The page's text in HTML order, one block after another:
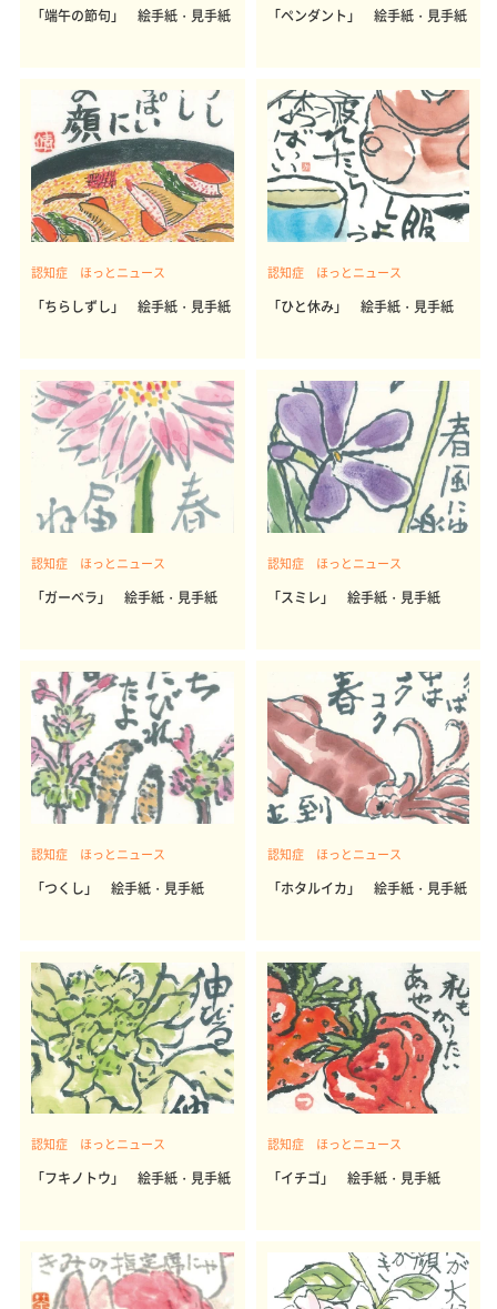
「端午の節句」 絵手紙・見手紙 「ペンダント」 絵手紙・見手紙
認知症 ほっとニュース
「ちらしずし」 絵手紙・見手紙
認知症 ほっとニュース
「ひと休み」 絵手紙・見手紙
認知症 ほっとニュース
「ガーベラ」 絵手紙・見手紙
認知症 ほっとニュース
「スミレ」 絵手紙・見手紙
認知症 ほっとニュース
「つくし」 絵手紙・見手紙
認知症 ほっとニュース
「ホタルイカ」 絵手紙・見手紙
認知症 ほっとニュース
「フキノトウ」 絵手紙・見手紙
認知症 ほっとニュース
「イチゴ」 絵手紙・見手紙